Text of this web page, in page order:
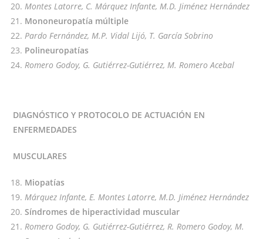
Montes Latorre, C. Márquez Infante, M.D. Jiménez Hernández
Mononeuropatía múltiple
Pardo Fernández, M.P. Vidal Lijó, T. García Sobrino
Polineuropatías
Romero Godoy, G. Gutiérrez-Gutiérrez, M. Romero Acebal
DIAGNÓSTICO Y PROTOCOLO DE ACTUACIÓN EN
ENFERMEDADES
MUSCULARES
Miopatías
Márquez Infante, E. Montes Latorre, M.D. Jiménez Hernández
Síndromes de hiperactividad muscular
Romero Godoy, G. Gutiérrez-Gutiérrez, R. Romero Godoy, M.